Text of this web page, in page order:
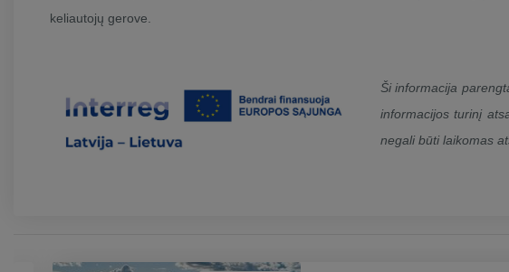
keliautojų gerove.
Ši informacija
informacijos turinį
negali būti laikomas